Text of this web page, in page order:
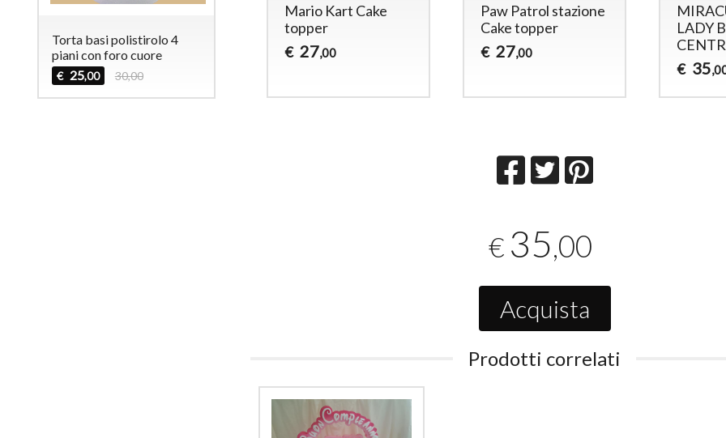
€ 18,00
Mario Kart Cake
topper
€ 27,00
Paw Patrol stazione
Cake topper
€ 27,00
LADY
€ 35
€ 35,00
Acquista
Prodotti correlati
Torta basi polistirolo 4
piani con foro cuore
€ 25,00 30,00